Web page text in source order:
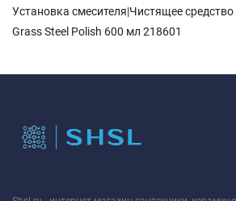
Установка смесителя|Чистящее средство
Grass Steel Polish 600 мл 218601